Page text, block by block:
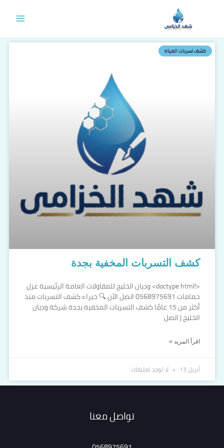
كشف تسربات المياه
كشف التسربات المخفية بجدة
<!doctype html> وديان الخليج للمقاولات العامة الرئيسية عزل
حمامات 0568975691 اتصل الآن 🔍 خبراء كشف التسربات منذ
أكثر من 15 عامًا كشف التسربات المخفية بجدة شركة وديان
الخليج | اتصل
اقرأ المزيد »
أبريل 13 لا توجد تعليقات
تواصل معنا